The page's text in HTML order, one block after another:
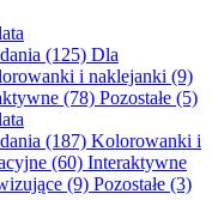
(125) Dla
i naklejanki (9)
(78) Pozostałe (5)
(187) Kolorowanki i
(60) Interaktywne
(9) Pozostałe (3)